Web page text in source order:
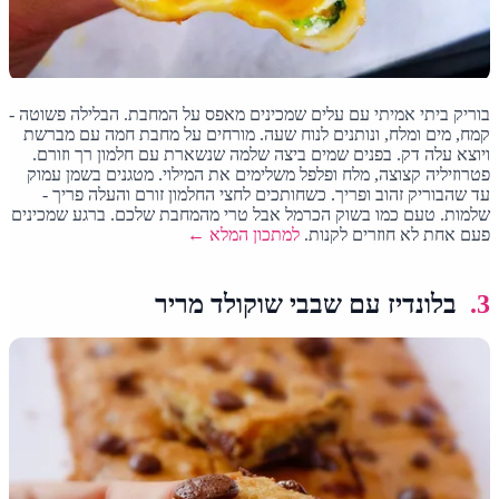
בוריק ביתי אמיתי עם עלים שמכינים מאפס על המחבת. הבלילה פשוטה -
קמח, מים ומלח, ונותנים לנוח שעה. מורחים על מחבת חמה עם מברשת
ויוצא עלה דק. בפנים שמים ביצה שלמה שנשארת עם חלמון רך וזורם.
פטרוזיליה קצוצה, מלח ופלפל משלימים את המילוי. מטגנים בשמן עמוק
עד שהבוריק זהוב ופריך. כשחותכים לחצי החלמון זורם והעלה פריך -
שלמות. טעם כמו בשוק הכרמל אבל טרי מהמחבת שלכם. ברגע שמכינים
פעם אחת לא חוזרים לקנות.למתכון המלא ←
3. בלונדיז עם שבבי שוקולד מריר